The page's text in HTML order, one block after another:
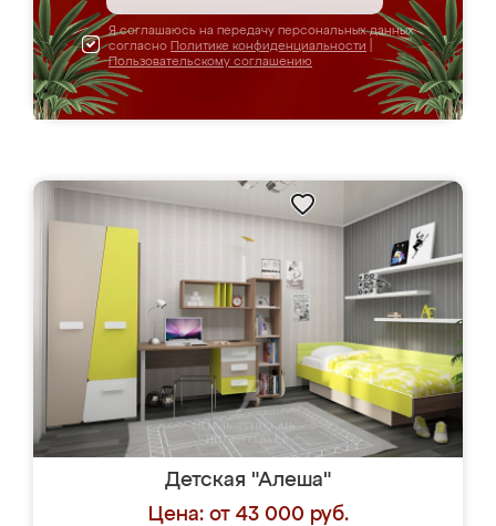
Я соглашаюсь на передачу персональных данных
согласно Политике конфиденциальности
Пользовательскому соглашению
Детская "Алеша"
Цена: от 43 000 руб.